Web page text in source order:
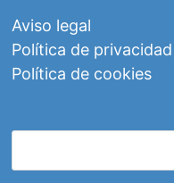
Aviso legal
Política de privacidad
Política de cookies